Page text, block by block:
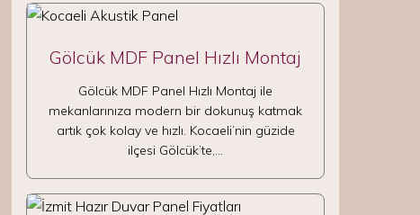
Gölcük MDF Panel Hızlı Montaj
Gölcük MDF Panel Hızlı Montaj ile
mekanlarınıza modern bir dokunuş katmak
artık çok kolay ve hızlı. Kocaeli’nin güzide
ilçesi Gölcük’te,…